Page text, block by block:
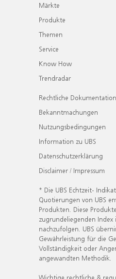
Märkte
Produkte
Themen
Service
Know How
Trendradar
Rechtliche Dokumentation
Bekanntmachungen
Nutzungsbedingungen
Information zu UBS
Datenschutzerklärung
Disclaimer / Impressum
* Die UBS Echtzeit-
Quotierungen von UBS
Produkten. Diese
zugrundeliegenden Index
nachzufolgen. UBS
Gewährleistung für die
Vollständigkeit oder
angewandten Methodik.